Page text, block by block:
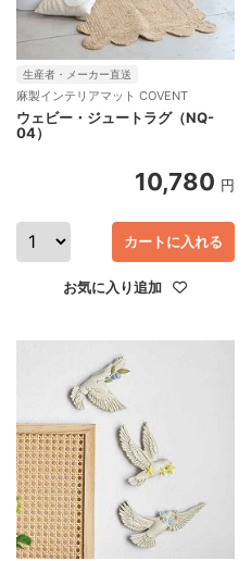
生産者・メーカー直送
麻製インテリアマット COVENT
ウェビー・ジュートラグ（NQ-
04）
10,780 円
カートに入れる
お気に入り追加